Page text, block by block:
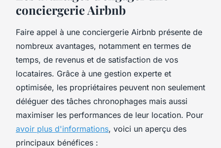
conciergerie Airbnb
Faire appel à une conciergerie Airbnb présente de
nombreux avantages, notamment en termes de
temps, de revenus et de satisfaction de vos
locataires. Grâce à une gestion experte et
optimisée, les propriétaires peuvent non seulement
déléguer des tâches chronophages mais aussi
maximiser les performances de leur location. Pour
avoir plus d'informations, voici un aperçu des
principaux bénéfices :